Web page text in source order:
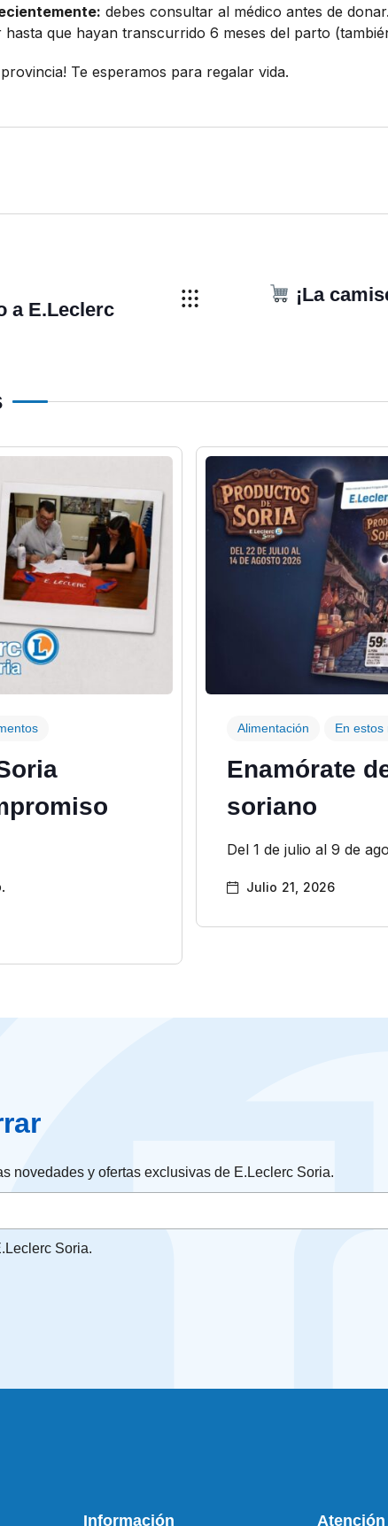
debes consultar al médico antes de donar.
hasta que hayan transcurrido 6 meses del parto
Te esperamos para regalar vida.
a E.Leclerc
¡La
Alimentación En estos
Enamórate
soriano
Del 1 de julio al 9 de
Julio 21, 2026
novedades y ofertas exclusivas de E.Leclerc Soria.
Soria.
Información